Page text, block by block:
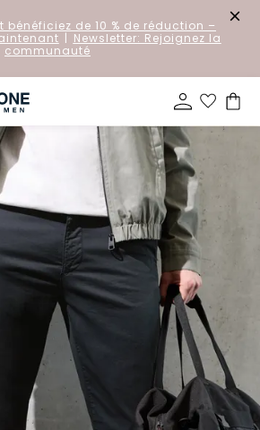
bénéficiez de 10 % de réduction –
| Newsletter: Rejoignez la
communauté